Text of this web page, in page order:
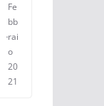
Fe
bb
rai
o
20
21